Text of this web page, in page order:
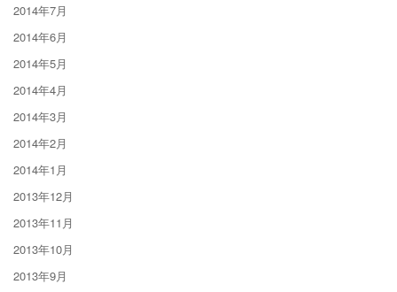
2014年7月
2014年6月
2014年5月
2014年4月
2014年3月
2014年2月
2014年1月
2013年12月
2013年11月
2013年10月
2013年9月